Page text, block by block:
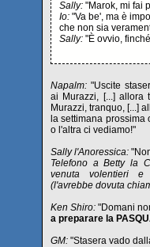
Sally: "Marok, mi fai
Io: "Va be', ma è
che non sia
Sally: "È ovvio,
Napalm: "Uscite
ai Murazzi, [...] allora
Murazzi, tranquo, [...]
la settimana
o l'altra ci vediamo!"
Sally l'Anoressica:
Telefono a Betty la
venuta volentieri e
(l'avrebbe dovuta
Ken Shiro: "Domani
a preparare la
GM: "Stasera vado